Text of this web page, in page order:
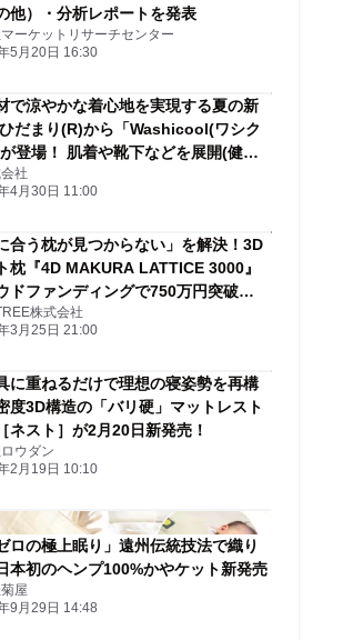
他）・分析レポートを発表
ーケットリサーチセンター
5月20日 16:30
で涼やかな着心地を実現する夏の新
まり(R)から「Washicool(ワシク
登場！ 肌着や靴下などを展開(健繊
)社
4月30日 11:00
合う枕が見つからない」を解決！3D
枕『4D MAKURA LATTICE 3000』
ドファンディングで750万円突破
TREE株式会社】
株式会社
3月25日 21:00
に重ねるだけで理想の寝姿勢を再構
度3D構造の「バリ硬」マットレスト
ネスト］が2月20日新発売！
ウダン
2月19日 10:10
ロの極上眠り」遠州伝統技法で織り
本初のヘンプ100%かやケット新発売
屋
9月29日 14:48